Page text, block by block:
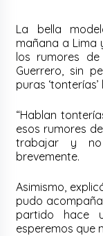
La bella
mañana a Lima
los rumores
Guerrero, sin
puras
“Hablan
esos rumores
trabajar y
brevemente.
Asimismo,
pudo
partido hace
esperemos que